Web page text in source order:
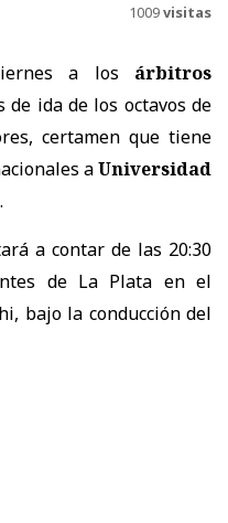
1009visitas
a los árbitros
de ida de los octavos de
certamen que tiene
aUniversidad
.
a contar de las 20:30
de La Plata en el
bajo la conducción del